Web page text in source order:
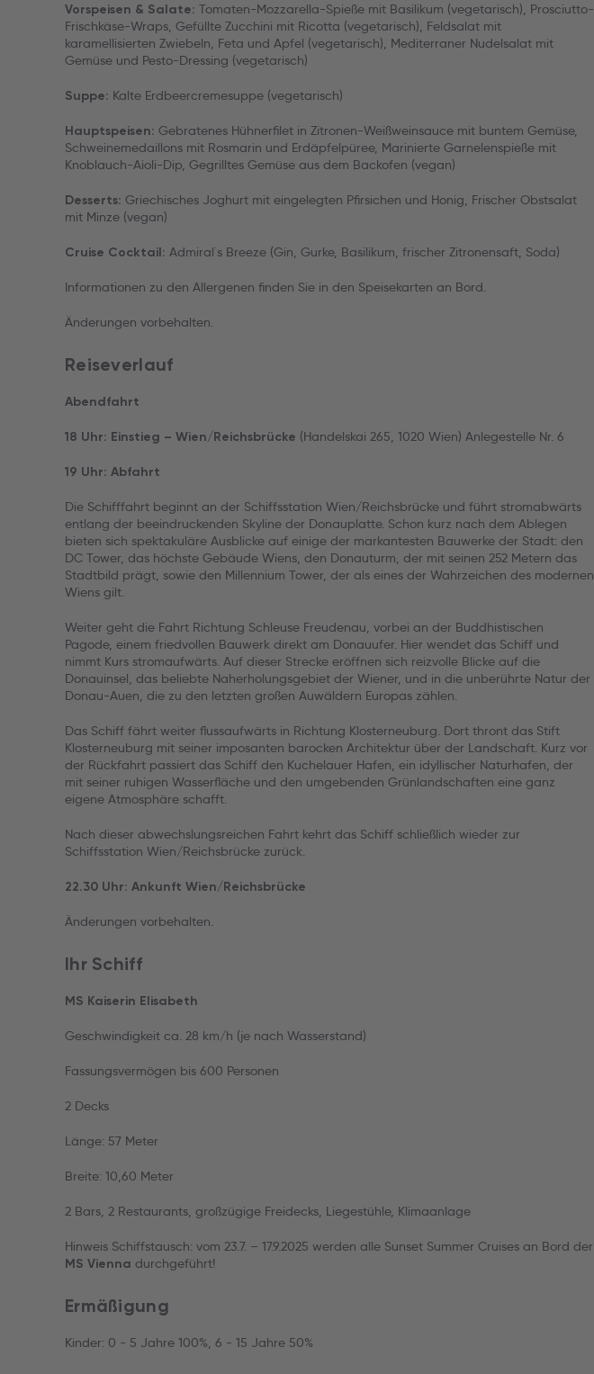
Vorspeisen & Salate: Tomaten-Mozzarella-Spieße mit Basilikum (vegetarisch), Prosciutto-
Frischkäse-Wraps, Gefüllte Zucchini mit Ricotta (vegetarisch), Feldsalat mit
karamellisierten Zwiebeln, Feta und Apfel (vegetarisch), Mediterraner Nudelsalat mit
Gemüse und Pesto-Dressing (vegetarisch)
Suppe: Kalte Erdbeercremesuppe (vegetarisch)
Hauptspeisen: Gebratenes Hühnerfilet in Zitronen-Weißweinsauce mit buntem Gemüse,
Schweinemedaillons mit Rosmarin und Erdäpfelpüree, Marinierte Garnelenspieße mit
Knoblauch-Aioli-Dip, Gegrilltes Gemüse aus dem Backofen (vegan)
Desserts: Griechisches Joghurt mit eingelegten Pfirsichen und Honig, Frischer Obstsalat
mit Minze (vegan)
Cruise Cocktail: Admiral´s Breeze (Gin, Gurke, Basilikum, frischer Zitronensaft, Soda)
Informationen zu den Allergenen finden Sie in den Speisekarten an Bord.
Änderungen vorbehalten.
Reiseverlauf
Abendfahrt
18 Uhr: Einstieg – Wien/Reichsbrücke (Handelskai 265, 1020 Wien) Anlegestelle Nr. 6
19 Uhr: Abfahrt
Die Schifffahrt beginnt an der Schiffsstation Wien/Reichsbrücke und führt stromabwärts
entlang der beeindruckenden Skyline der Donauplatte. Schon kurz nach dem Ablegen
bieten sich spektakuläre Ausblicke auf einige der markantesten Bauwerke der Stadt: den
DC Tower, das höchste Gebäude Wiens, den Donauturm, der mit seinen 252 Metern das
Stadtbild prägt, sowie den Millennium Tower, der als eines der Wahrzeichen des modernen
Wiens gilt.
Weiter geht die Fahrt Richtung Schleuse Freudenau, vorbei an der Buddhistischen
Pagode, einem friedvollen Bauwerk direkt am Donauufer. Hier wendet das Schiff und
nimmt Kurs stromaufwärts. Auf dieser Strecke eröffnen sich reizvolle Blicke auf die
Donauinsel, das beliebte Naherholungsgebiet der Wiener, und in die unberührte Natur der
Donau-Auen, die zu den letzten großen Auwäldern Europas zählen.
Das Schiff fährt weiter flussaufwärts in Richtung Klosterneuburg. Dort thront das Stift
Klosterneuburg mit seiner imposanten barocken Architektur über der Landschaft. Kurz vor
der Rückfahrt passiert das Schiff den Kuchelauer Hafen, ein idyllischer Naturhafen, der
mit seiner ruhigen Wasserfläche und den umgebenden Grünlandschaften eine ganz
eigene Atmosphäre schafft.
Nach dieser abwechslungsreichen Fahrt kehrt das Schiff schließlich wieder zur
Schiffsstation Wien/Reichsbrücke zurück.
22.30 Uhr: Ankunft Wien/Reichsbrücke
Änderungen vorbehalten.
Ihr Schiff
MS Kaiserin Elisabeth
Geschwindigkeit ca. 28 km/h (je nach Wasserstand)
Fassungsvermögen bis 600 Personen
2 Decks
Länge: 57 Meter
Breite: 10,60 Meter
2 Bars, 2 Restaurants, großzügige Freidecks, Liegestühle, Klimaanlage
Hinweis Schiffstausch: vom 23.7. – 17.9.2025 werden alle Sunset Summer Cruises an Bord der
MS Vienna durchgeführt!
Ermäßigung
Kinder: 0 - 5 Jahre 100%, 6 - 15 Jahre 50%